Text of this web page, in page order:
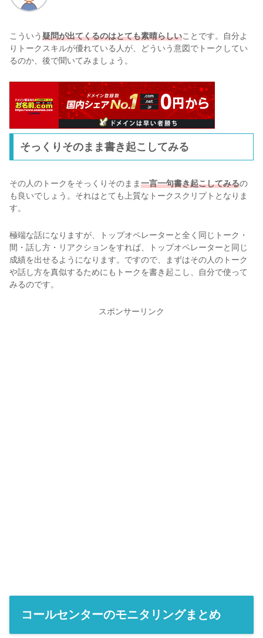
こういう疑問が出てくるのはとても素晴らしいことです。自分よ
りトークスキルが優れている人が、どういう意図でトークしてい
るのか、後で聞いてみましょう。
そっくりそのまま書き起こしてみる
その人のトークをそっくりそのまま一言一句書き起こしてみるの
も良いでしょう。それはとても上質なトークスクリプトとなりま
す。
極端な話になりますが、トップオペレーターと全く同じトーク・
間・話し方・リアクションをすれば、トップオペレーターと同じ
成績を出せるようになります。ですので、まずはその人のトーク
や話し方を真似するためにもトークを書き起こし、自分で使って
みるのです。
スポンサーリンク
コールセンターのモニタリングまとめ